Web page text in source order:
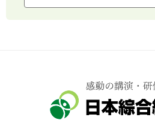
コミュニケーション・話し方
キャスター・アナウンサー
俳優・タレント・モデル